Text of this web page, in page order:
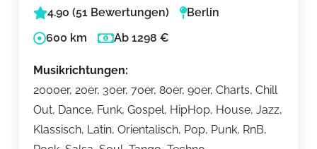
4.90 (51 Bewertungen)
Berlin
600 km
Ab 1298 €
Musikrichtungen:
2000er, 20er, 30er, 70er, 80er, 90er, Charts, Chill
Out, Dance, Funk, Gospel, HipHop, House, Jazz,
Klassisch, Latin, Orientalisch, Pop, Punk, RnB,